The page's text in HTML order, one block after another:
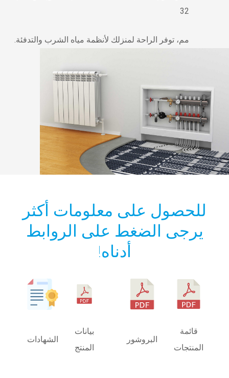
32
مم، توفر الراحة لمنزلك لأنظمة مياه الشرب والتدفئة.
للحصول على معلومات أكثر
يرجى الضغط على الروابط
أدناه!
قائمة
المنتجات
البروشور
بيانات
المنتج
الشهادات